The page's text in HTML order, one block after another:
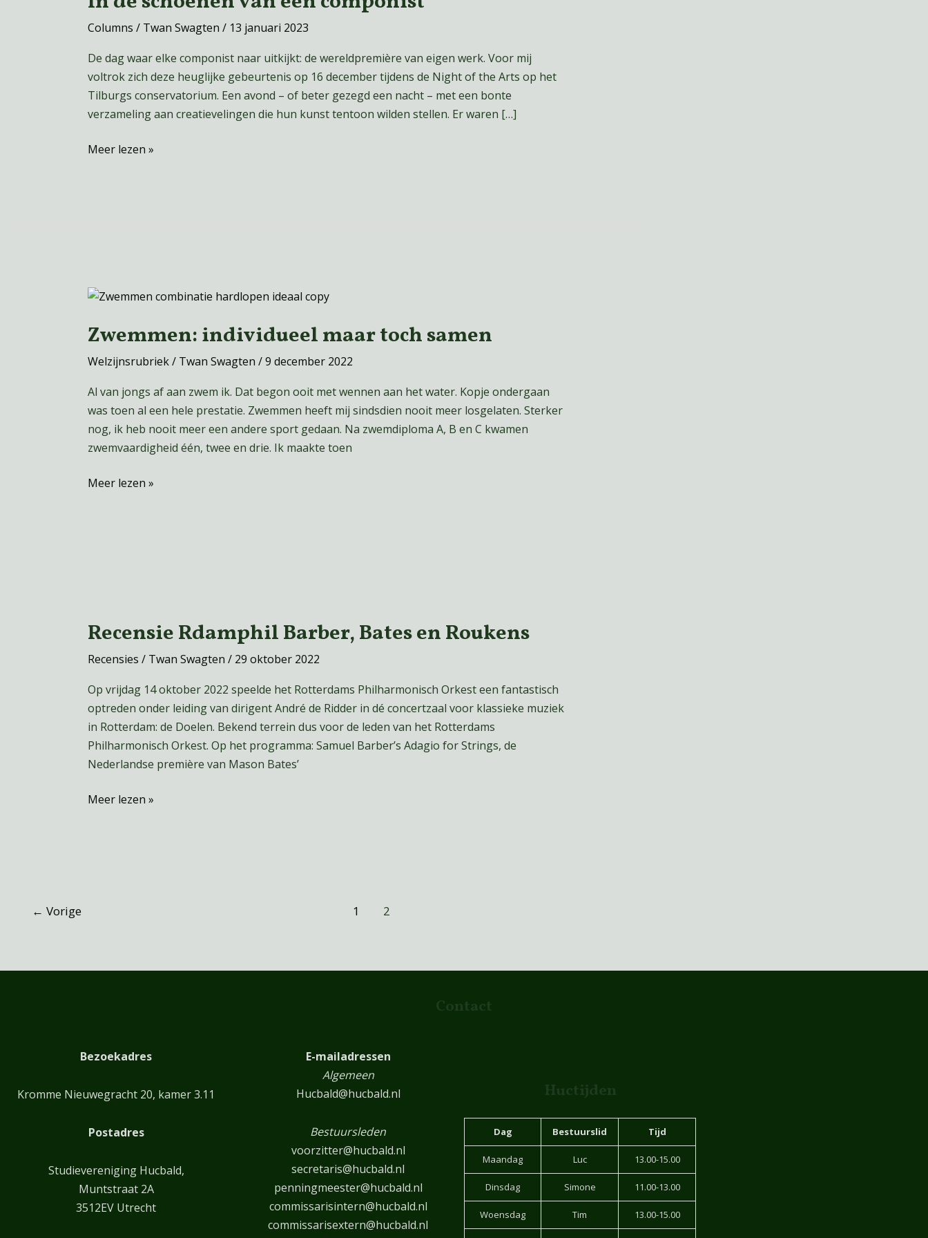
Columns / Twan Swagten / 13 januari 2023
De dag waar elke componist naar uitkijkt: de wereldpremière van eigen werk. Voor mij
voltrok zich deze heuglijke gebeurtenis op 16 december tijdens de Night of the Arts op het
Tilburgs conservatorium. Een avond – of beter gezegd een nacht – met een bonte
verzameling aan creatievelingen die hun kunst tentoon wilden stellen. Er waren […]
een
componist
Meer lezen »
Zwemmen: individueel maar toch samen
Welzijnsrubriek/ Twan Swagten /9 december 2022
Al van jongs af aan zwem ik. Dat begon ooit met wennen aan het water. Kopje ondergaan
was toen al een hele prestatie. Zwemmen heeft mij sindsdien nooit meer losgelaten. Sterker
nog, ik heb nooit meer een andere sport gedaan. Na zwemdiploma A, B en C kwamen
zwemvaardigheid één, twee en drie. Ik maakte toen
Zwemmen:
maar
samen
Meer lezen »
Recensie Rdamphil Barber, Bates en Roukens
Recensies / Twan Swagten / 29 oktober 2022
Op vrijdag 14 oktober 2022 speelde het Rotterdams Philharmonisch Orkest een fantastisch
optreden onder leiding van dirigent André de Ridder in dé concertzaal voor klassieke muziek
in Rotterdam: de Doelen. Bekend terrein dus voor de leden van het Rotterdams
Philharmonisch Orkest. Op het programma: Samuel Barber’s Adagio for Strings, de
Nederlandse première van Mason Bates’
Recensie
Barber,
Bates
en
Roukens
Meer lezen »
← Vorige 1 2
Contact
Bezoekadres
Kromme Nieuwegracht 20, kamer 3.11
Postadres
Studievereniging Hucbald,
Muntstraat 2A
3512EV Utrecht
E-mailadressen
Algemeen
Hucbald@hucbald.nl
Bestuursleden
voorzitter@hucbald.nl
secretaris@hucbald.nl
penningmeester@hucbald.nl
commissarisintern@hucbald.nl
commissarisextern@hucbald.nl
Huctijden
Dag Bestuurslid Tijd
Maandag Luc 13.00-15.00
Dinsdag Simone 11.00-13.00
Woensdag Tim 13.00-15.00